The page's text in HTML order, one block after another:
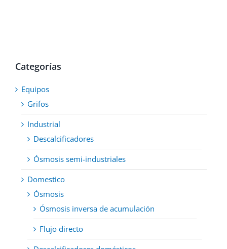
Categorías
Equipos
Grifos
Industrial
Descalcificadores
Ósmosis semi-industriales
Domestico
Ósmosis
Ósmosis inversa de acumulación
Flujo directo